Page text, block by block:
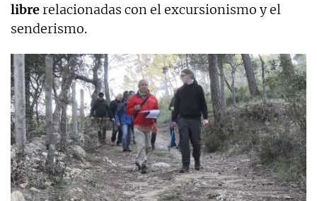
libre relacionadas con el excursionismo y el
senderismo.